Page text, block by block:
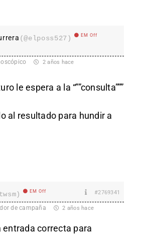
(@elposs527) EM Off
2 años hace
le espera a la “””consulta”””
al resultado para hundir a
EM Off #2769341
de campaña 2 años hace
entrada correcta para